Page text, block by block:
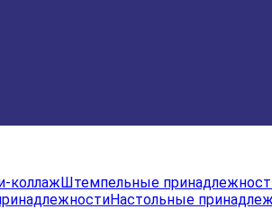
коллажШтемпельные
Настольные